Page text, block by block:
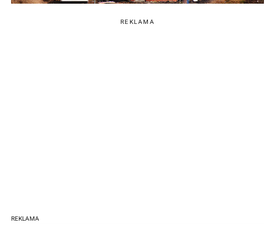
REKLAMA
REKLAMA